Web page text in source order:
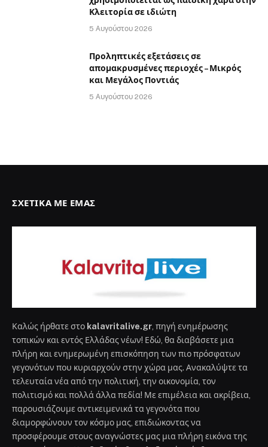
Κλειτορία σε ιδιώτη
5 Αυγούστου 2026
Προληπτικές εξετάσεις σε
απομακρυσμένες περιοχές – Μικρός
και Μεγάλος Ποντιάς
5 Αυγούστου 2026
ΣΧΕΤΙΚΆ ΜΕ ΕΜΆΣ
Καλώς ήρθατε στο kalavritalive.gr , πηγή ενημέρωσης
τοπικών και εντός Ελλάδας νέων! Εδώ, θα διαβάσετε μια
πλήρη και ενημερωμένη επισκόπηση των πιο πρόσφατων
γεγονότων που κυριαρχούν στην χώρα μας. Ανακαλύψτε τα
τελευταία νέα από την πολιτική, την οικονομία, τον
πολιτισμό και πολλά άλλα πεδία! Με επιμέλεια και ακρίβεια,
παρουσιάζουμε αντικειμενικά τα γεγονότα που
διαμορφώνουν τον κόσμο μας, επιδιώκοντας να
προσφέρουμε στους αναγνώστες μας μια πλήρη εικόνα της